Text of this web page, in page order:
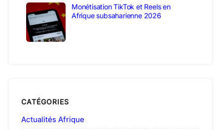
Monétisation TikTok et Reels en
Afrique subsaharienne 2026
CATÉGORIES
Actualités Afrique